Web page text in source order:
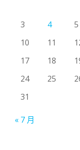
3
4 5
10
11
17
18
24
25
31
« 7 月